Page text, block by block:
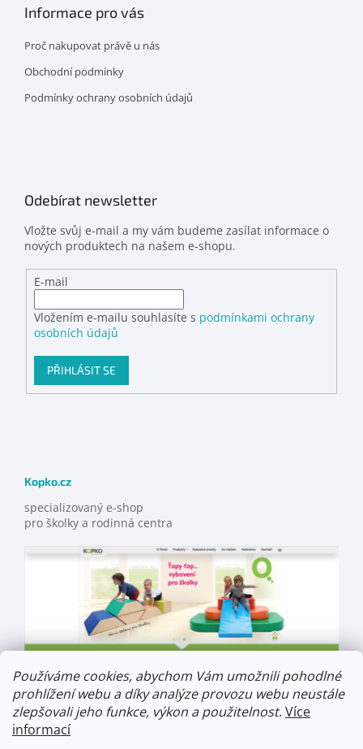
Používáme cookies, abychom Vám umožnili pohodlné
prohlížení webu a díky analýze provozu webu neustále
zlepšovali jeho funkce, výkon a použitelnost. Více
informací
Informace pro vás
Proč nakupovat právě u nás
Obchodní podmínky
Podmínky ochrany osobních údajů
Odebírat newsletter
Vložte svůj e-mail a my vám budeme zasílat informace o
nových produktech na našem e-shopu.
E-mail
Vložením e-mailu souhlasíte s podmínkami ochrany
osobních údajů
PŘIHLÁSIT SE
Kopko.cz
specializovaný e-shop
pro školky a rodinná centra